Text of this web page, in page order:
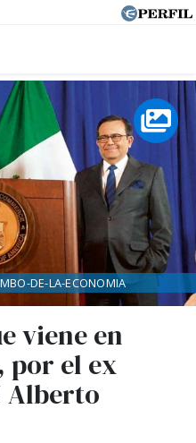
viene en
por el ex
Alberto
DE-LA-ECONOMIA